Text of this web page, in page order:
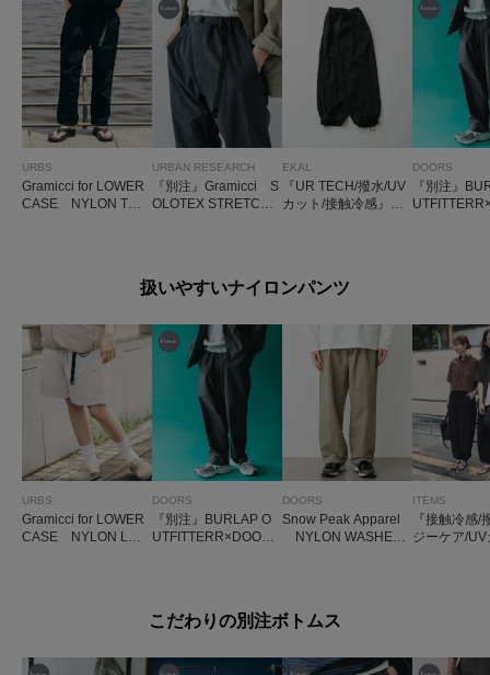
URBS
Gramicci for LOWER
CASE NYLON TRA
URBAN RESEARCH
『別注』Gramicci S
OLOTEX STRETCH
EKAL
『UR TECH/撥水/UV
カット/接触冷感』ナ
DOORS
『別注』
扱いやすいナイロンパンツ
URBS
Gramicci for LOWER
CASE NYLON LOO
DOORS
『別注』BURLAP O
UTFITTERR×DOOR
DOORS
Snow Peak Apparel
NYLON WASHER
ITEMS
『接触冷感/
ジーケア/
こだわりの別注ボトムス